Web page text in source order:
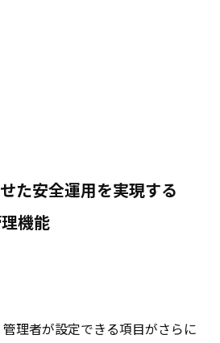
た安全運用を実現する
機能
理者が設定できる項目がさらに